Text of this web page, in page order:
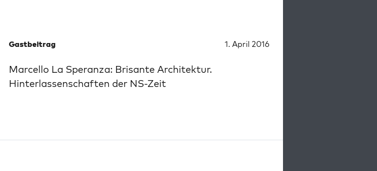
Gastbeitrag 1. April 2016
Marcello La Speranza: Brisante Architektur.
Hinterlassenschaften der NS-Zeit